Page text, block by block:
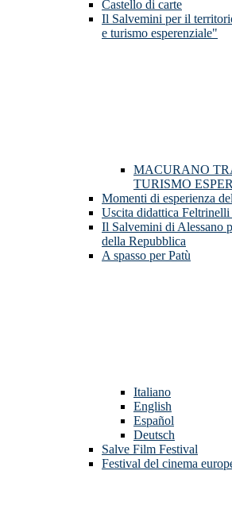
Castello di carte
Il Salvemini per il
e turismo esperenziale"
MACURANO
TURISMO
Momenti di esperienza
Uscita didattica Feltrinelli
Il Salvemini di Alessano
della Repubblica
A spasso per Patù
Italiano
English
Español
Deutsch
Salve Film Festival
Festival del cinema